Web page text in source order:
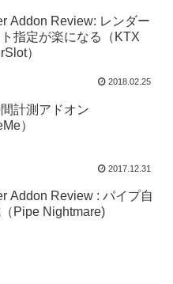
Addon Review: レンダー
指定が楽になる（KTX
）
2018.02.25
計測アドオン
）
2017.12.31
Addon Review : パイプ自
Pipe Nightmare)